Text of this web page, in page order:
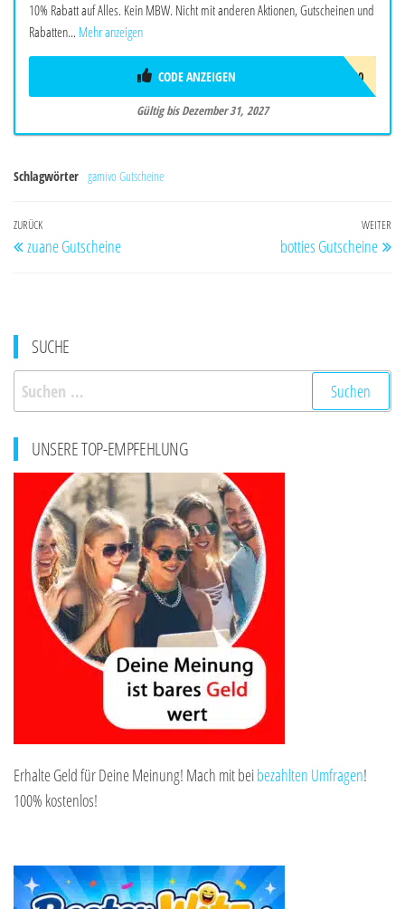
10% Rabatt auf Alles. Kein MBW. Nicht mit anderen Aktionen, Gutscheinen und
Rabatten... Mehr anzeigen
SUNJOYEU10
CODE ANZEIGEN
Gültig bis Dezember 31, 2027
Schlagwörter gamivo Gutscheine
Beitragsnavigation
Vorheriger
Beitrag
ZURÜCK
zuane Gutscheine
WEITER
botties Gutscheine
SUCHE
Suchen
nach:
UNSERE TOP-EMPFEHLUNG
Erhalte Geld für Deine Meinung! Mach mit beibezahlten Umfragen!
100% kostenlos!